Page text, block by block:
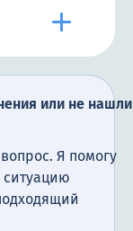
или не нашли
Я помогу
ситуацию